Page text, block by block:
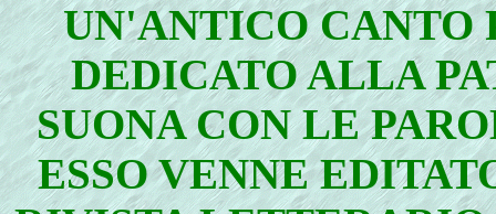
UN'ANTICO CANTO
DEDICATO ALLA
SUONA CON LE
ESSO VENNE